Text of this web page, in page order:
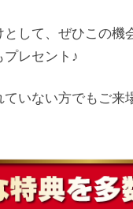
して、ぜひこの機
レセント♪
いない方でもご来